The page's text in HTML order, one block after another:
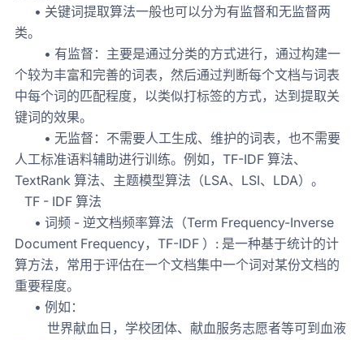
• 关键词提取算法一般也可以分为有监督和无监督两
类。
• 有监督：主要是通过分类的方式进行，通过构建一
个较为丰富和完善的词表，然后通过判断每个文档与词表
中每个词的匹配程度，以类似打标签的方式，达到提取关
键词的效果。
• 无监督：不需要人工生成、维护的词表，也不需要
人工标准语料辅助进行训练。例如，TF-IDF 算法、
TextRank 算法、主题模型算法（LSA、LSI、LDA）。
TF - IDF 算法
• 词频 - 逆文档频率算法（Term Frequency-Inverse
Document Frequency，TF-IDF ）: 是一种基于统计的计
算方法，常用于评估在一个文档集中一个词对某份文档的
重要程度。
• 例如：
世界献血日，学校团体、献血服务志愿者等可到血液